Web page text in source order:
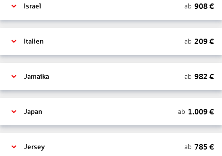
Israel ab 908€
Italien ab 209€
Jamaika ab 982 €
Japan ab 1.009€
Jersey ab 785 €